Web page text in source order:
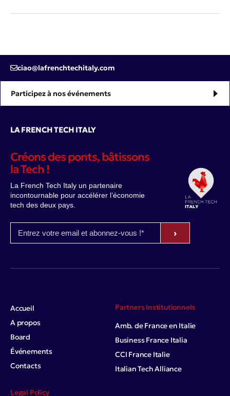
ciao@lafrenchtechitaly.com
Participez à nos événements
LA FRENCH TECH ITALY
Créons des ponts, bâtissons
la Tech !
La French Tech Italy un partenaire
incontournable pour accélérer l’économie
tech des deux pays.
›
Accueil
A propos
Board
Événements
Contacts
Partners Institutionnels
Amb. de France en Italie
Business France Italia
CCI France Italie
Italian Tech Alliance
Legal Policy